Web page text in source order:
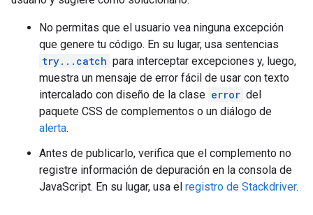
No permitas que el usuario vea ninguna excepción
que genere tu código. En su lugar, usa sentencias
try...catch para interceptar excepciones y, luego,
muestra un mensaje de error fácil de usar con texto
intercalado con diseño de la clase error del
paquete CSS de complementos o un diálogo de
alerta.
Antes de publicarlo, verifica que el complemento no
registre información de depuración en la consola de
JavaScript. En su lugar, usa el registro de Stackdriver.